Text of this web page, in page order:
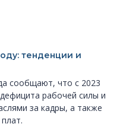
тенденции и
сообщают, что с 2023
рабочей силы и
за кадры, а также